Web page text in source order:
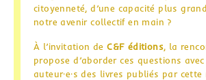
citoyenneté, d’une capacité plus
notre avenir collectif en main ?
À l’invitation deC&F éditions, la
propose d’aborder ces questions avec
auteur·e·s des livres publiés par cette